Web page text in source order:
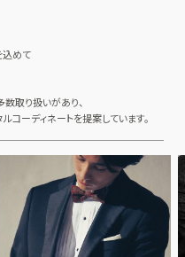
込めて
取り扱いがあり、
コーディネートを提案しています。